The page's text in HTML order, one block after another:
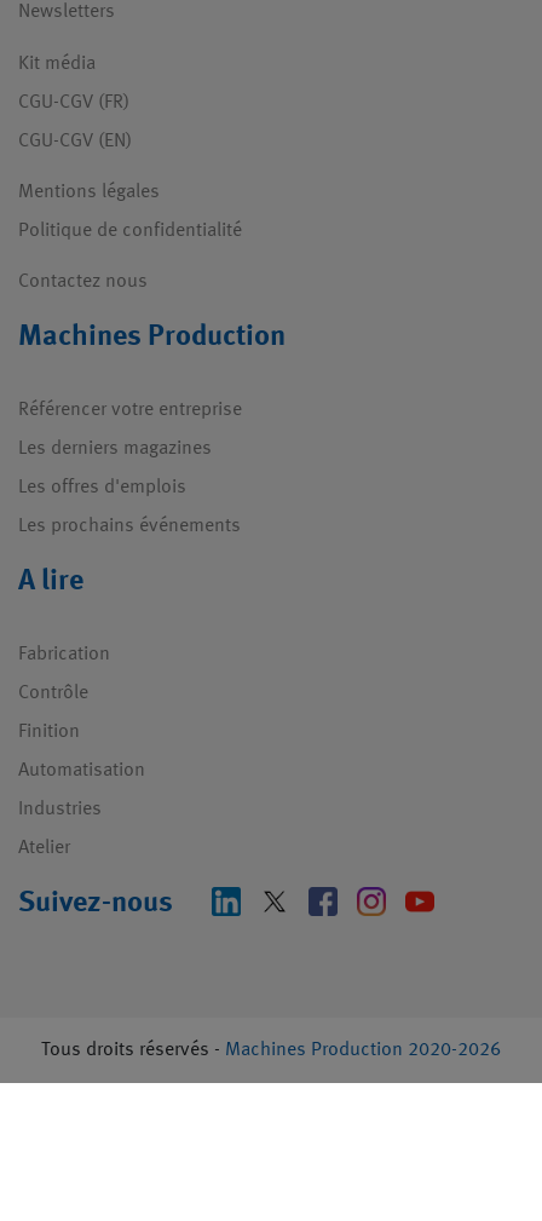
Newsletters
Kit média
CGU-CGV (FR)
CGU-CGV (EN)
Mentions légales
Politique de confidentialité
Contactez nous
Machines Production
Référencer votre entreprise
Les derniers magazines
Les offres d'emplois
Les prochains événements
A lire
Fabrication
Contrôle
Finition
Automatisation
Industries
Atelier
Suivez-nous
Tous droits réservés - Machines Production 2020-2026